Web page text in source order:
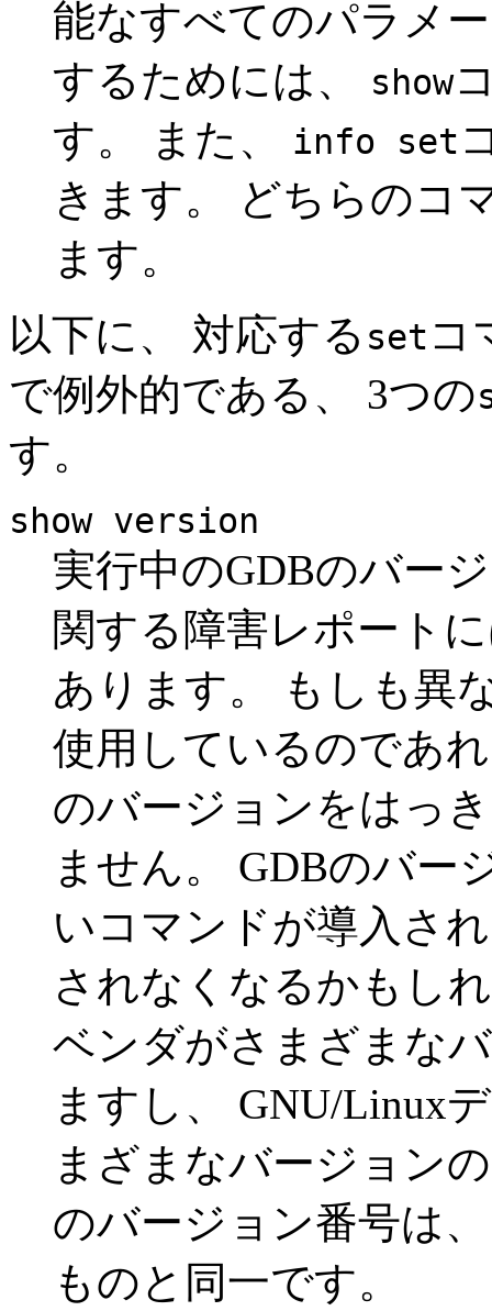
能なすべてのパラメ
するためには、
show
す。 また、
info set
きます。 どちらのコ
ます。
以下に、 対応する setコ
で例外的である、 3つの
す。
show version
実行中のGDBのバー
関する障害レポート
あります。 もしも異
使用しているのであ
のバージョンをはっ
ません。 GDBのバー
いコマンドが導入さ
されなくなるかもし
ベンダがさまざまな
ますし、 GNU/Linux
まざまなバージョン
のバージョン番号は
ものと同一です。